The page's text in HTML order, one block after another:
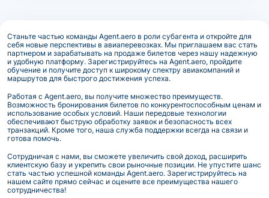
Станьте частью команды Agent.aero в роли субагента и откройте для
себя новые перспективы в авиаперевозках. Мы приглашаем вас стать
партнером и зарабатывать на продаже билетов через нашу надежную
и удобную платформу. Зарегистрируйтесь на Agent.aero, пройдите
обучение и получите доступ к широкому спектру авиакомпаний и
маршрутов для быстрого достижения успеха.
Работая с Agent.aero, вы получите множество преимуществ.
Возможность бронирования билетов по конкурентоспособным ценам и
использование особых условий. Наши передовые технологии
обеспечивают быструю обработку заявок и безопасность всех
транзакций. Кроме того, наша служба поддержки всегда на связи и
готова помочь.
Сотрудничая с нами, вы сможете увеличить свой доход, расширить
клиентскую базу и укрепить свои рыночные позиции. Не упустите шанс
стать частью успешной команды Agent.aero. Зарегистрируйтесь на
нашем сайте прямо сейчас и оцените все преимущества нашего
сотрудничества!